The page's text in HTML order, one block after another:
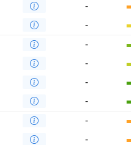
-
-
-
-
-
-
-
-